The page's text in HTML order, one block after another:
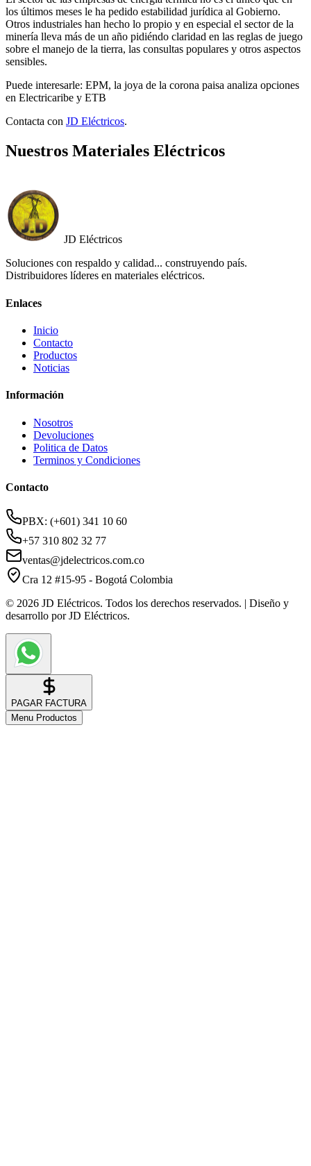
los últimos meses le ha pedido estabilidad jurídica al Gobierno.
Otros industriales han hecho lo propio y en especial el sector de la
minería lleva más de un año pidiéndo claridad en las reglas de juego
sobre el manejo de la tierra, las consultas populares y otros aspectos
sensibles.
Puede interesarle: EPM, la joya de la corona paisa analiza opciones
en Electricaribe y ETB
Contacta con JD Eléctricos.
Nuestros Materiales Eléctricos
JD Eléctricos
Soluciones con respaldo y calidad... construyendo país.
Distribuidores líderes en materiales eléctricos.
Enlaces
Inicio
Contacto
Productos
Noticias
Información
Nosotros
Devoluciones
Politica de Datos
Terminos y Condiciones
Contacto
PBX: (+601) 341 10 60
+57 310 802 32 77
ventas@jdelectricos.com.co
Cra 12 #15-95 - Bogotá Colombia
© 2026 JD Eléctricos. Todos los derechos reservados. | Diseño y
desarrollo por JD Eléctricos.
PAGAR FACTURA
Menu Productos